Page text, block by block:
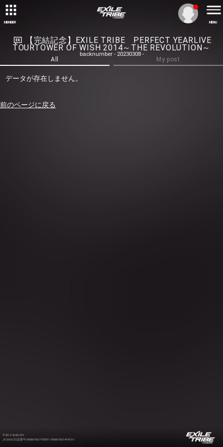
MEMBER MENU
【完結記念】EXILE TRIBE PERFECT YEARLIVE
TOURTOWER OF WISH 2014～THE REVOLUTION～
backnumber - 20230308 -
All My post
データが存在しません。
前のページに戻る
©2012-2026 LDH
JASRAC許諾番号 9008675017Y55011 9008675014Y41011